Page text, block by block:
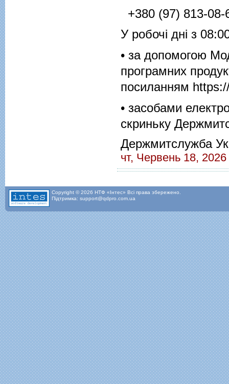
+380 (97) 813-08-
У робочі дні з
• за допомогою
програмних
посиланням
• засобами
скриньку
Держмитслужба
чт, Червень 18,
Copyright © 2026 НТФ «Інтес» Всі права збережено.
Підтримка: support@qdpro.com.ua